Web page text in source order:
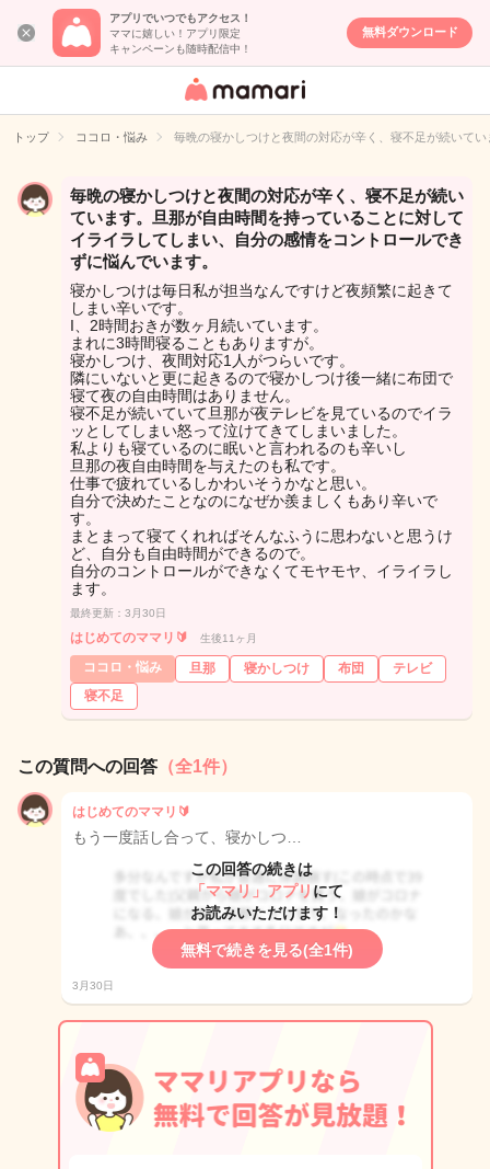
アプリでいつでもアクセス！
ママに嬉しい！アプリ限定
キャンペーンも随時配信中！
無料ダウンロード
女性専用匿名QA
イト
トップ ココロ・悩み 毎晩の寝かしつけと夜間の対応が辛く、寝不足が続いて
毎晩の寝かしつけと夜間の対応が辛く、寝不足が続い
ています。旦那が自由時間を持っていることに対して
イライラしてしまい、自分の感情をコントロールでき
ずに悩んでいます。
寝かしつけは毎日私が担当なんですけど夜頻繁に起きて
しまい辛いです。
I、2時間おきが数ヶ月続いています。
まれに3時間寝ることもありますが。
寝かしつけ、夜間対応1人がつらいです。
隣にいないと更に起きるので寝かしつけ後一緒に布団で
寝て夜の自由時間はありません。
寝不足が続いていて旦那が夜テレビを見ているのでイラ
ッとしてしまい怒って泣けてきてしまいました。
私よりも寝ているのに眠いと言われるのも辛いし
旦那の夜自由時間を与えたのも私です。
仕事で疲れているしかわいそうかなと思い。
自分で決めたことなのになぜか羨ましくもあり辛いで
す。
まとまって寝てくれればそんなふうに思わないと思うけ
ど、自分も自由時間ができるので。
自分のコントロールができなくてモヤモヤ、イライラし
ます。
最終更新：3月30日
はじめてのママリ🔰 生後11ヶ月
ココロ・悩み 旦那 寝かしつけ 布団
テレビ
寝不足
この質問への回答 （全1件）
はじめてのママリ🔰
もう一度話し合って、寝かしつ…
この回答の続きは
「ママリ」アプリ にて
お読みいただけます！
無料で続きを見る(全1件)
3月30日